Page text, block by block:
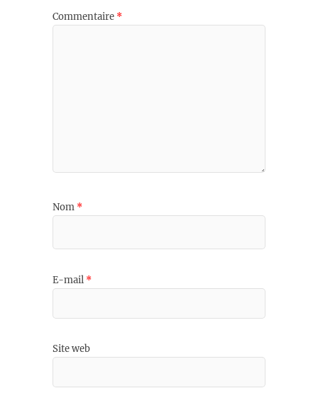
Commentaire *
Nom *
E-mail *
Site web